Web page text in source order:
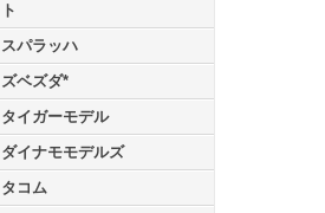
ト
スパラッハ
ズベズダ*
タイガーモデル
ダイナモモデルズ
タコム